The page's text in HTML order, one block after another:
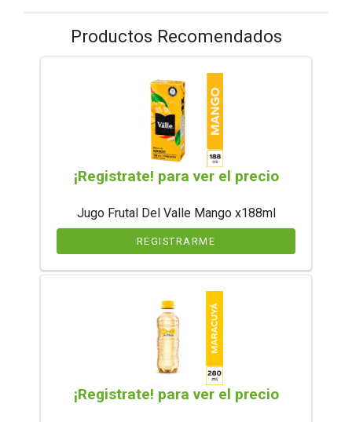
Productos Recomendados
¡Registrate! para ver el precio
Jugo Frutal Del Valle Mango x188ml
REGISTRARME
¡Registrate! para ver el precio